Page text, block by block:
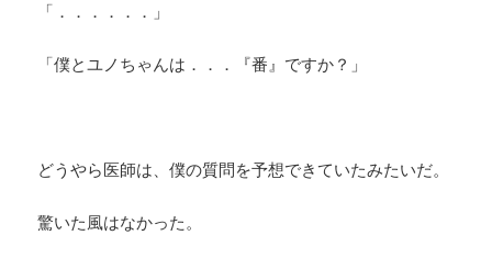
「．．．．．．」
「僕とユノちゃんは．．．『番』ですか？」
どうやら医師は、僕の質問を予想できていたみたいだ。
驚いた風はなかった。